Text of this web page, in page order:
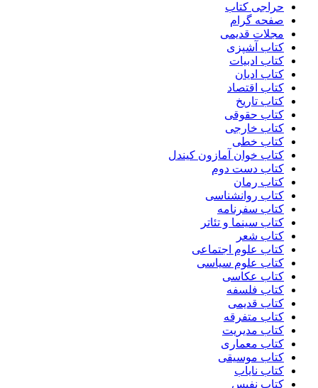
حراجی کتاب
صفحه گرام
مجلات قدیمی
کتاب آشپزی
کتاب ادبیات
کتاب ادیان
کتاب اقتصاد
کتاب تاریخ
کتاب حقوقی
کتاب خارجی
کتاب خطی
کتاب خوان آمازون کیندل
کتاب دست دوم
کتاب رمان
کتاب روانشناسی
کتاب سفرنامه
کتاب سینما و تئاتر
کتاب شعر
کتاب علوم اجتماعی
کتاب علوم سیاسی
کتاب عکاسی
کتاب فلسفه
کتاب قدیمی
کتاب متفرقه
کتاب مدیریت
کتاب معماری
کتاب موسیقی
کتاب نایاب
کتاب نفیس